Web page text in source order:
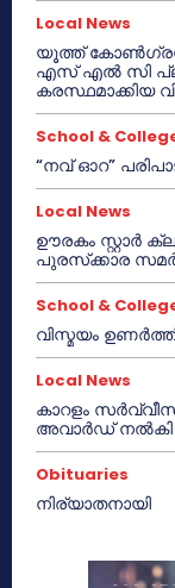
Local News
യൂത്ത്
എസ് എൽ സി
കരസ്ഥമാക്കിയ
School &
“നവ് ഓറ”
Local News
ഊരകം സ്റ്റാർ
പുരസ്‌ക്കാര
School &
വിസ്മയം
Local News
കാറളം
അവാർഡ് നൽകി
Obituaries
നിര്യാതനായി